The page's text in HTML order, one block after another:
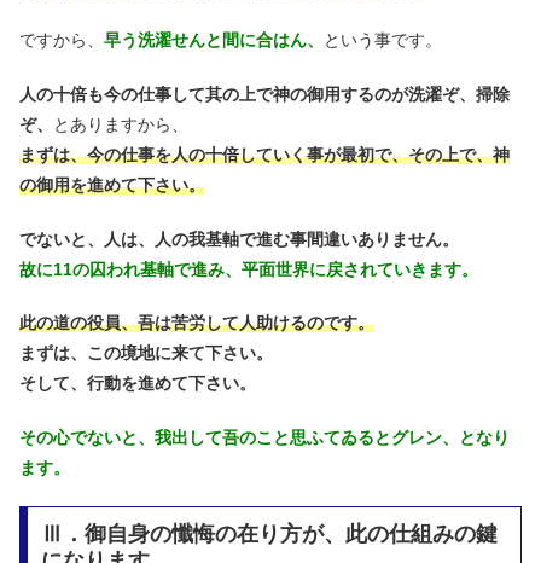
ですから、 早う洗濯せんと間に合はん、 という事です。
人の十倍も今の仕事して其の上で神の御用するのが洗濯ぞ、掃除
ぞ、
とありますから、
まずは、今の仕事を人の十倍していく事が最初で、その上で、神
の御用を進めて下さい。
でないと、人は、人の我基軸で進む事間違いありません。
故に11の囚われ基軸で進み、平面世界に戻されていきます。
此の道の役員、吾は苦労して人助けるのです。
まずは、この境地に来て下さい。
そして、行動を進めて下さい。
その心でないと、我出して吾のこと思ふてゐるとグレン、となり
ます。
Ⅲ．御自身の懺悔の在り方が、此の仕組みの鍵